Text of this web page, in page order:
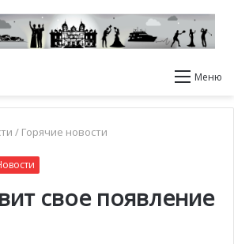
Меню
/ Горячие новости
свое появление